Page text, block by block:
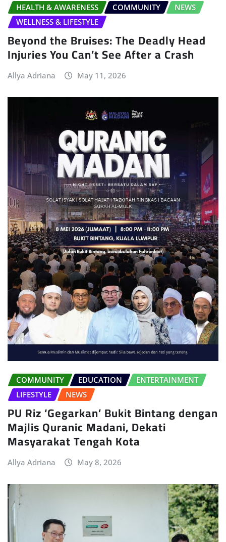
HEALTH & AWARENESS COMMUNITY
NEWS
WELLNESS & LIFESTYLE
Beyond the Bruises: The Deadly Head
Injuries You Can’t See After a Crash
Allya Adriana May 11, 2026
COMMUNITY EDUCATION
ENTERTAINMENT
LIFESTYLE
NEWS
PU Riz ‘Gegarkan’ Bukit Bintang dengan
Majlis Quranic Madani, Dekati
Masyarakat Tengah Kota
Allya Adriana May 8, 2026